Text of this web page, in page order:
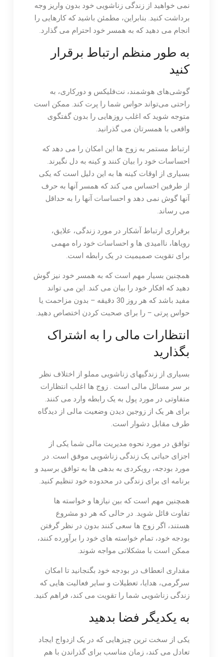
نمی خواهید از زندگی زناشویی خود بدون واریز وجه
برداشت کنید. بنابراین، مطمئن باشید که کارهایی را
انجام می دهید که به همسر خود احترام می گذارد.
به طور منظم ارتباط برقرار
کنید
گوشی‌های هوشمند، نت‌فلیکس و دورکاری، به
راحتی می‌تواند حواس شما را پرت کند. ممکن است
متوجه شوید که اغلب روزهایی را بدون گفتگوی
واقعی با همسرتان می گذرانید.
ارتباط مستمر به زوج ها این امکان را می دهد که
احساسات خود را بیان کنند و کینه به دل نگیرند.
بسیاری از اوقات کینه ها به این دلیل است که یکی
از طرفین احساس می کند که همسر آنها به حرف
آنها گوش نمی دهد و احساسات آنها را به حداقل
می رساند.
برقراری ارتباط آشکار در مورد زندگی، علایق،
رویاها، ناامیدی ها و احساسات خود راه مهمی
برای تقویت صمیمیت در یک رابطه است.
همچنین بسیار مهم است که به همسر خود نیز گوش
دهید که افکار خود را بیان می کند. این می تواند
مفید باشد که هر روز 30 دقیقه – بدون مزاحمت یا
حواس پرتی – را برای صحبت کردن اختصاص دهید.
انتظارات مالی را به اشتراک
بگذارید
بسیاری از زندگیهای زناشویی مملو از اختلاف نظر
بر سر مسائل مالی است . زوج ها اغلب انتظارات
متفاوتی در مورد پول به یک رابطه وارد می کنند.
برای هر یک از زوجین دیدن وضعیت مالی از دیدگاه
طرف مقابل دشوار است.
توافق در مورد نحوه مدیریت مالی شما یکی از
اجزای حیاتی یک زندگی زناشویی موفق است. در
مورد بودجه، رویکردی به بدهی ها به توافق برسید و
برنامه ای برای زندگی در محدوده خود تنظیم کنید.
همچنین مهم است که بین نیازها و خواسته ها
تفاوت قائل شوید. در حالی که هر دو مشروع
هستند، اگر زوج ها سعی کنند بدون در نظر گرفتن
بودجه خود، تمام خواسته های خود را برآورده کنند،
ممکن است با مشکلاتی مواجه شوند.
مقداری انعطاف در بودجه خود بگنجانید تا امکان
سرگرمی، هدایا، تعطیلات و سایر فعالیت هایی که
زندگی زناشویی شما را تقویت می کند، فراهم کنید.
به یکدیگر فضا بدهید
یکی از سخت ترین چیزهایی که در یک ازدواج ایجاد
تعادل می کند، زمان مناسب برای گذراندن با هم